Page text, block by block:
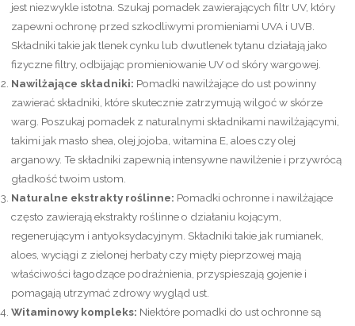
jest niezwykle istotna. Szukaj pomadek zawierających filtr UV, który
zapewni ochronę przed szkodliwymi promieniami UVA i UVB.
Składniki takie jak tlenek cynku lub dwutlenek tytanu działają jako
fizyczne filtry, odbijając promieniowanie UV od skóry wargowej.
Nawilżające składniki: Pomadki nawilżające do ust powinny
zawierać składniki, które skutecznie zatrzymują wilgoć w skórze
warg. Poszukaj pomadek z naturalnymi składnikami nawilżającymi,
takimi jak masło shea, olej jojoba, witamina E, aloes czy olej
arganowy. Te składniki zapewnią intensywne nawilżenie i przywrócą
gładkość twoim ustom.
Naturalne ekstrakty roślinne: Pomadki ochronne i nawilżające
często zawierają ekstrakty roślinne o działaniu kojącym,
regenerującym i antyoksydacyjnym. Składniki takie jak rumianek,
aloes, wyciągi z zielonej herbaty czy mięty pieprzowej mają
właściwości łagodzące podrażnienia, przyspieszają gojenie i
pomagają utrzymać zdrowy wygląd ust.
Witaminowy kompleks: Niektóre pomadki do ust ochronne są